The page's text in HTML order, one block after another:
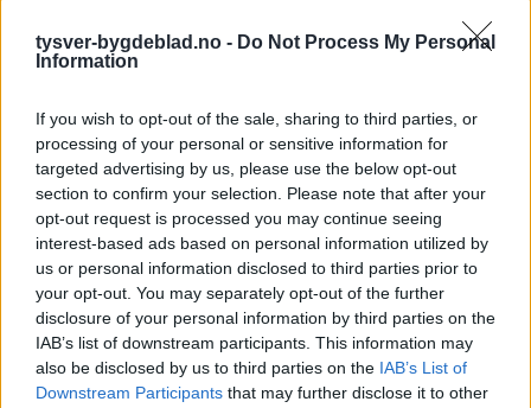
tysver-bygdeblad.no - Do Not Process My Personal
Information
If you wish to opt-out of the sale, sharing to third parties, or
processing of your personal or sensitive information for
targeted advertising by us, please use the below opt-out
section to confirm your selection. Please note that after your
opt-out request is processed you may continue seeing
interest-based ads based on personal information utilized by
us or personal information disclosed to third parties prior to
your opt-out. You may separately opt-out of the further
disclosure of your personal information by third parties on the
IAB’s list of downstream participants. This information may
also be disclosed by us to third parties on the IAB’s List of
Downstream Participants that may further disclose it to other